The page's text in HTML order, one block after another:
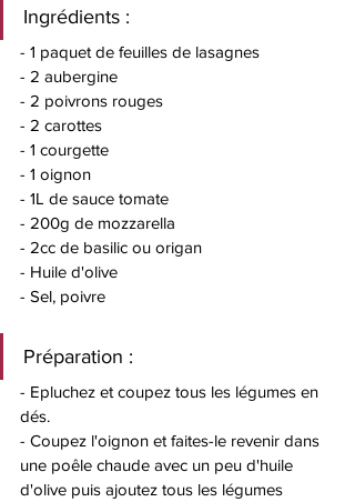
Ingrédients :
- 1 paquet de feuilles de lasagnes
- 2 aubergine
- 2 poivrons rouges
- 2 carottes
- 1 courgette
- 1 oignon
- 1L de sauce tomate
- 200g de mozzarella
- 2cc de basilic ou origan
- Huile d'olive
- Sel, poivre
Préparation :
- Epluchez et coupez tous les légumes en
dés.
- Coupez l'oignon et faites-le revenir dans
une poêle chaude avec un peu d'huile
d'olive puis ajoutez tous les légumes